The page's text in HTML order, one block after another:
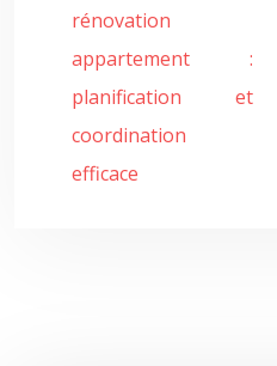
rénovation
appartement :
planification et
coordination
efficace